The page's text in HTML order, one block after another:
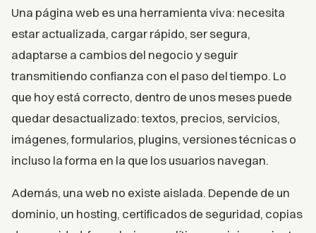
Una página web es una herramienta viva: necesita
estar actualizada, cargar rápido, ser segura,
adaptarse a cambios del negocio y seguir
transmitiendo confianza con el paso del tiempo. Lo
que hoy está correcto, dentro de unos meses puede
quedar desactualizado: textos, precios, servicios,
imágenes, formularios, plugins, versiones técnicas o
incluso la forma en la que los usuarios navegan.
Además, una web no existe aislada. Depende de un
dominio, un hosting, certificados de seguridad, copias